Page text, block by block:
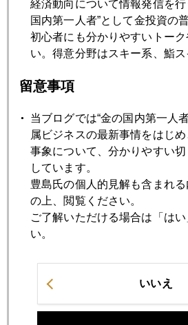
2022年04月25日
有事対応の議論を封印してきた日本
2022年04月22日
パウエル議長発言で金利急騰
2022年04月21日
北海道、ロシア軍事侵攻を心配し
2022年04月20日
経済動向について情報発信を
国内第一人者”として金投資の
初心者にも分かりやすいトー
い。得意分野はスキー系、鮨ス
留意事項
当ブログでは“金の国内第一人
属ビジネスの最新事情をはじ
事象について、分かりやすい
しています。
豊島氏の個人的見解も含まれ
の上、閲覧ください。
ご了解いただける場合は「は
い。
いいえ